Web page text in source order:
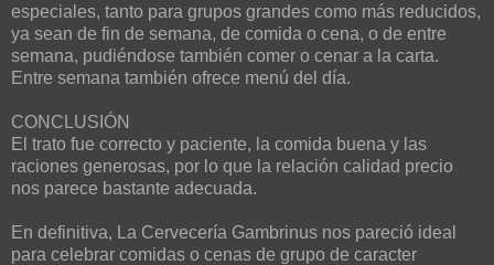
especiales, tanto para grupos grandes como más reducidos,
ya sean de fin de semana, de comida o cena, o de entre
semana, pudiéndose también comer o cenar a la carta.
Entre semana también ofrece menú del día.
CONCLUSIÓN
El trato fue correcto y paciente, la comida buena y las
raciones generosas, por lo que la relación calidad precio
nos parece bastante adecuada.
En definitiva, La Cervecería Gambrinus nos pareció ideal
para celebrar comidas o cenas de grupo de caracter